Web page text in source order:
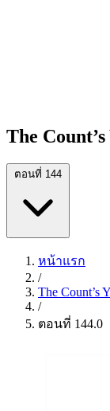
The
ตอนที่ 144
หน้าแรก
/
The Count’s
/
ตอนที่ 144.0